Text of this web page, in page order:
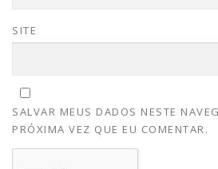
SITE
SALVAR MEUS DADOS NESTE
PRÓXIMA VEZ QUE EU COMENTAR.